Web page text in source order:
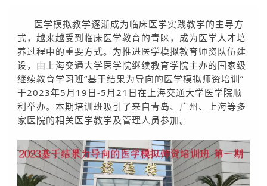
医学模拟教学逐渐成为临床医学实践教学的主导方
式，越来越受到临床医学教育的青睐，成为医学人才培
养过程中的重要方式。为推进医学模拟教育师资队伍建
设，由上海交通大学医学院继续教育学院主办的国家级
继续教育学习班“基于结果为导向的医学模拟师资培训”
于2023年5月 19 日-5月21 日在上海交通大学医学院顺
利举办。本期培训班吸引了来自青岛、广州、上海等多
家医院的相关医学教学及管理人员参加。